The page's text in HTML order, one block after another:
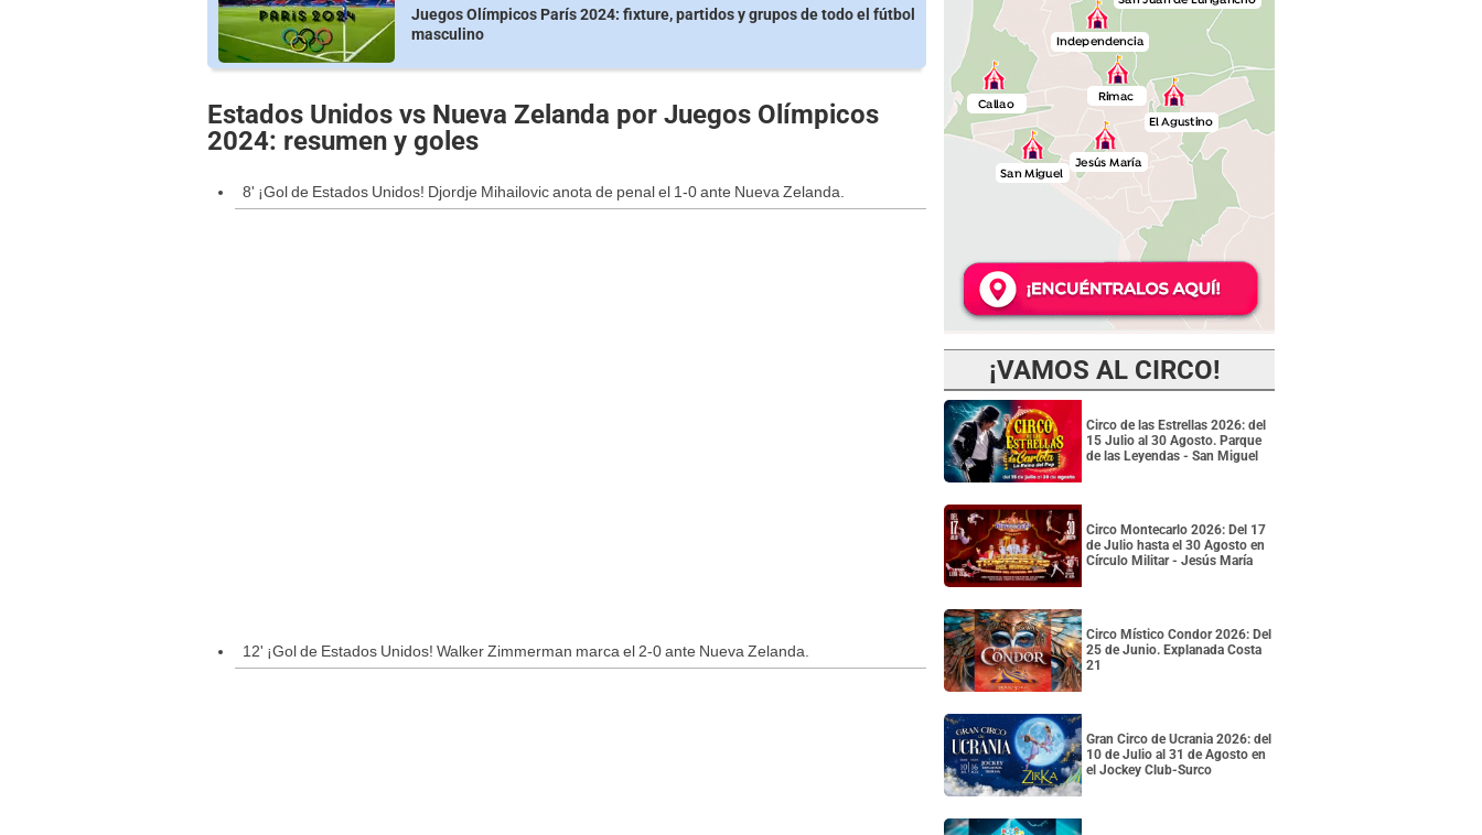
Juegos Olímpicos París 2024: fixture, partidos y grupos de todo el fútbol
masculino
Estados Unidos vs Nueva Zelanda por Juegos Olímpicos
2024: resumen y goles
8' ¡Gol de Estados Unidos! Djordje Mihailovic anota de penal el 1-0 ante Nueva Zelanda.
12' ¡Gol de Estados Unidos! Walker Zimmerman marca el 2-0 ante Nueva Zelanda.
¡VAMOS AL CIRCO!
Circo de las Estrellas 2026: del
15 Julio al 30 Agosto. Parque
de las Leyendas - San Miguel
Circo Montecarlo 2026: Del 17
de Julio hasta el 30 Agosto en
Círculo Militar - Jesús María
Circo Místico Condor 2026: Del
25 de Junio. Explanada Costa
21
Gran Circo de Ucrania 2026: del
10 de Julio al 31 de Agosto en
el Jockey Club-Surco